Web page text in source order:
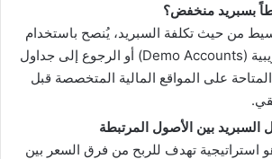
بسبريد منخفض؟
من حيث تكلفة السبريد، يُنصح باستخدام
الحسابات التجريبية (Demo Accounts) أو الرجوع إلى جداول
على المواقع المالية المتخصصة قبل
السبريد بين الأصول المرتبطة
استراتيجية تهدف للربح من فرق السعر بين